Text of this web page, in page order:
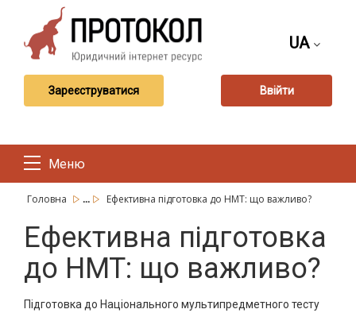
UA
Зареєструватися Ввійти
Меню
Головна ... Ефективна підготовка до НМТ: що важливо?
Ефективна підготовка
до НМТ: що важливо?
Підготовка до Національного мультипредметного тесту